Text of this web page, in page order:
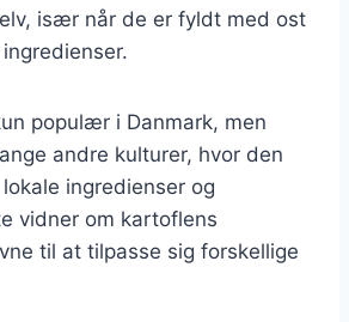
især når de er fyldt med ost
populær i Danmark, men
andre kulturer, hvor den
ingredienser og
vidner om kartoflens
til at tilpasse sig forskellige